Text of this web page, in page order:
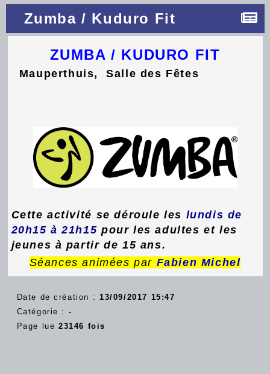
Zumba / Kuduro Fit
ZUMBA / KUDURO FIT
Mauperthuis, Salle des Fêtes
Cette activité se déroule les lundis de
20h15 à 21h15 pour les adultes et les
jeunes à partir de 15 ans.
Séances animées par Fabien Michel
Date de création : 13/09/2017 15:47
Catégorie : -
Page lue 23146 fois